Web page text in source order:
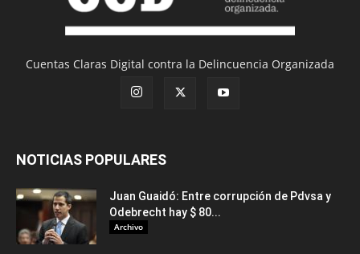
Cuentas Claras Digital contra la Delincuencia Organizada
NOTICIAS POPULARES
Juan Guaidó: Entre corrupción de Pdvsa y
Odebrecht hay $ 80...
Archivo